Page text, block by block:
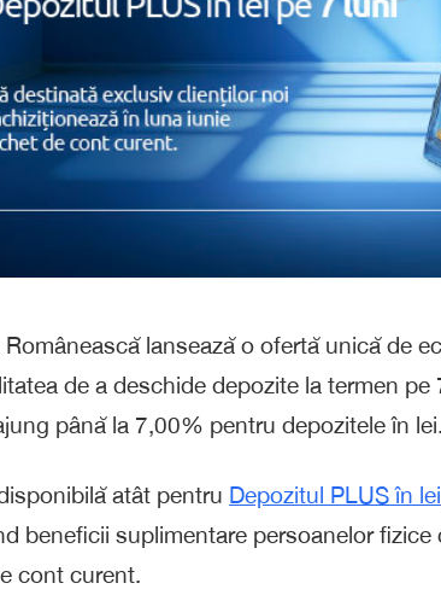
lansează o ofertă unică de
de a deschide depozite la termen
până la 7,00% pentru depozitele în lei.
atât pentru Depozitul PLUS în lei
beneficii suplimentare persoanelor fizice
cont curent.